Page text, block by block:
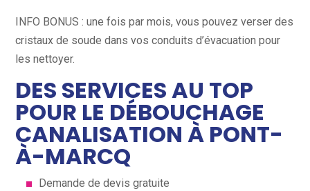
INFO BONUS : une fois par mois, vous pouvez verser des
cristaux de soude dans vos conduits d’évacuation pour
les nettoyer.
DES SERVICES AU TOP
POUR LE DÉBOUCHAGE
CANALISATION À PONT-
À-MARCQ
Demande de devis gratuite